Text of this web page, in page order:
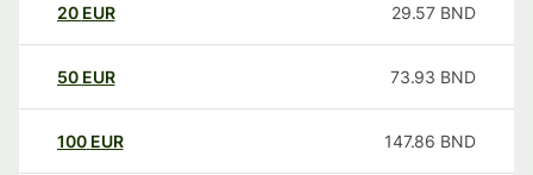
20 EUR 29.57 BND
50 EUR 73.93 BND
100 EUR 147.86 BND